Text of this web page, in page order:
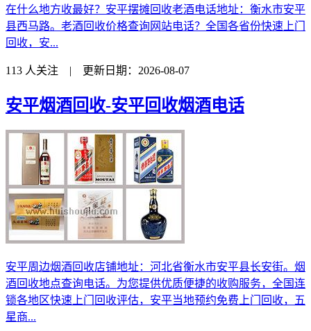
在什么地方收最好？安平摆摊回收老酒电话地址：衡水市安平
县西马路。老酒回收价格查询网站电话？全国各省份快速上门
回收，安...
113 人关注 | 更新日期：2026-08-07
安平烟酒回收-安平回收烟酒电话
安平周边烟酒回收店铺地址：河北省衡水市安平县长安街。烟
酒回收地点查询电话。为您提供优质便捷的收购服务，全国连
锁各地区快速上门回收评估，安平当地预约免费上门回收，五
星商...